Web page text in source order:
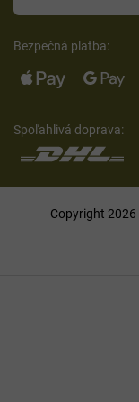
Bezpečná platba:
Spoľahlivá doprava:
Copyright 2026